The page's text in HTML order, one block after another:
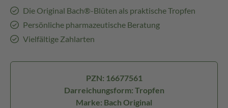
Die Original Bach®-Blüten als praktische Tropfen
Persönliche pharmazeutische Beratung
Vielfältige Zahlarten
PZN: 16677561
Darreichungsform: Tropfen
Marke: Bach Original